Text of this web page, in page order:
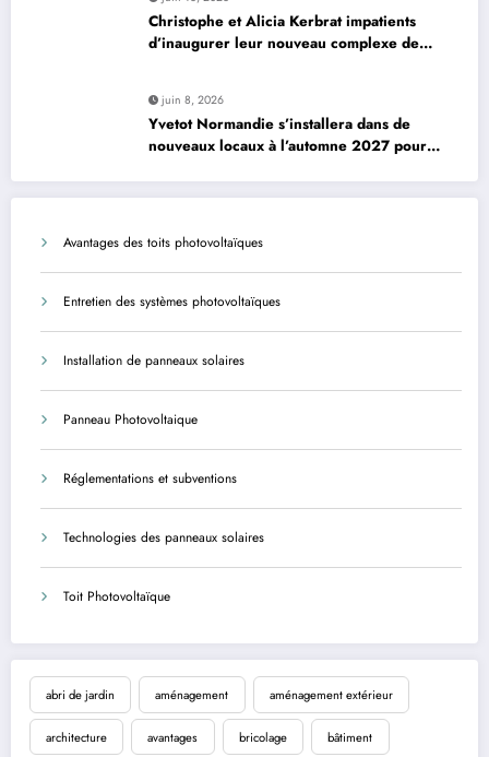
Christophe et Alicia Kerbrat impatients
d’inaugurer leur nouveau complexe de
juin 8, 2026
Yvetot Normandie s’installera dans de
nouveaux locaux à l’automne 2027 pour
Avantages des toits photovoltaïques
Entretien des systèmes photovoltaïques
Installation de panneaux solaires
Panneau Photovoltaique
Réglementations et subventions
Technologies des panneaux solaires
Toit Photovoltaïque
abri de jardin aménagement aménagement extérieur
architecture avantages bricolage bâtiment